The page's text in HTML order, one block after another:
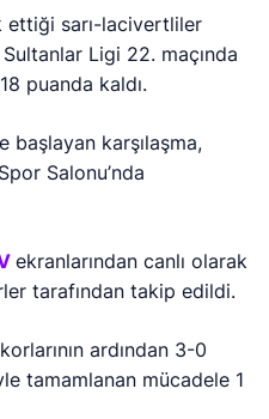
ettiği sarı-lacivertliler
Ligi 22. maçında
puanda kaldı.
başlayan karşılaşma,
Salonu’nda
ekranlarından canlı olarak
tarafından takip edildi.
ardından 3-0
tamamlanan mücadele 1